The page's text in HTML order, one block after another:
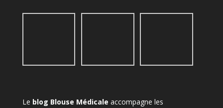
Le blog Blouse Médicale accompagne les